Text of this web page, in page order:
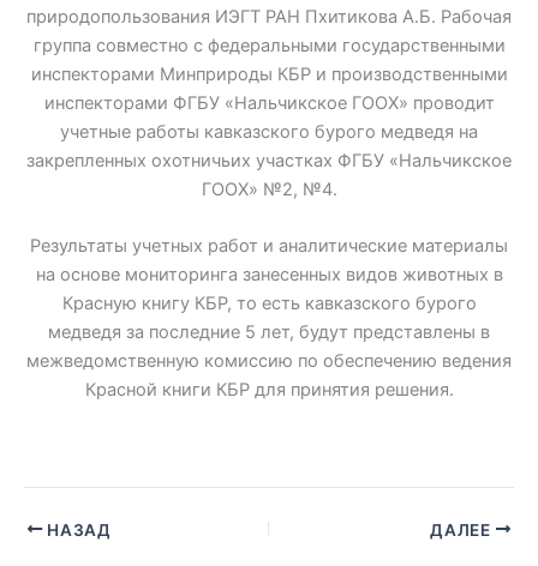
природопользования ИЭГТ РАН Пхитикова А.Б. Рабочая
группа совместно с федеральными государственными
инспекторами Минприроды КБР и производственными
инспекторами ФГБУ «Нальчикское ГООХ» проводит
учетные работы кавказского бурого медведя на
закрепленных охотничьих участках ФГБУ «Нальчикское
ГООХ» №2, №4.
Результаты учетных работ и аналитические материалы
на основе мониторинга занесенных видов животных в
Красную книгу КБР, то есть кавказского бурого
медведя за последние 5 лет, будут представлены в
межведомственную комиссию по обеспечению ведения
Красной книги КБР для принятия решения.
НАЗАД ДАЛЕЕ